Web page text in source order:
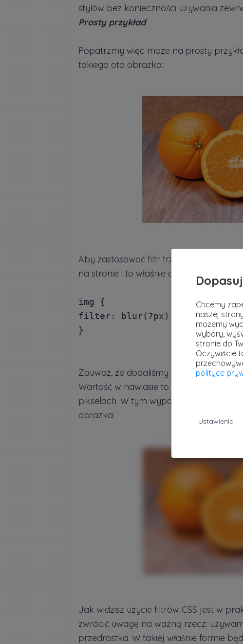
stylów bez konieczności używania
Prosty przykład
Popatrzmy więc może na prosty
takiego oto obrazka:
Aby zastosować filtr trzeba stworzyć
na stronie i to właśnie do niej dodamy
img {
filter: blur(7px);
Zauważ, że dodaliśmy właściwość
Wartość w nawiasie to stopień
pikselach. W tym wypadku wartość
obrazka:
Jak widzisz użycie filtrów CSS jest w
zwrócić uwagę na ważną rzecz:
przedrostka. W takiej właśnie formie
Chcemy
naszej
możemy
wybory,
stronie do
Oczywiście
polityce
Ustawienia